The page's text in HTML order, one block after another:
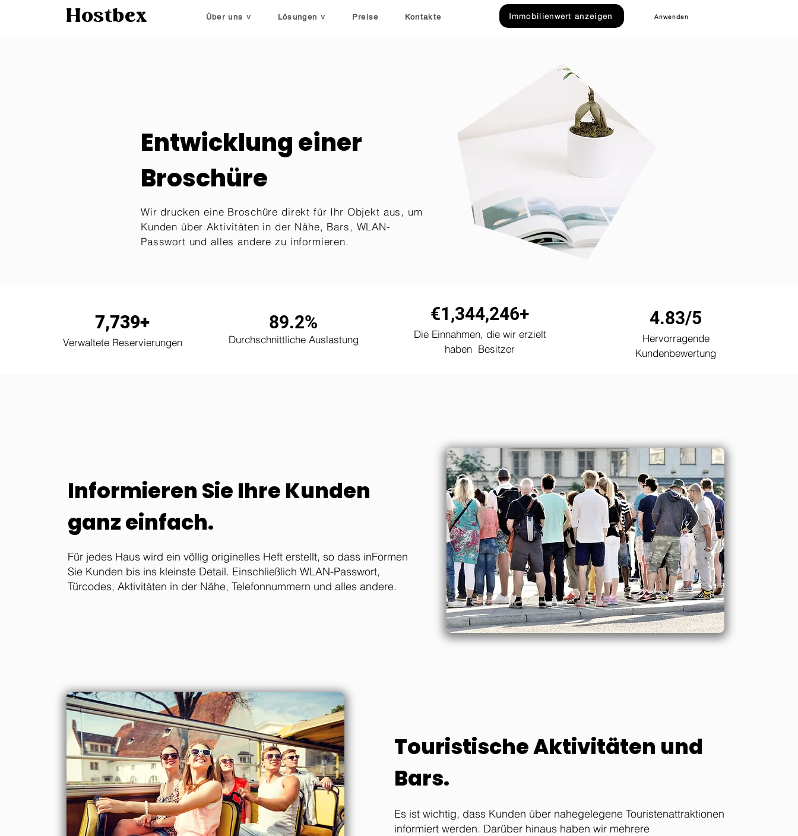
Hostbex Über uns ˅ Lösungen ˅ Preise Kontakte Immobilienwert anzeigen Anwenden
Entwicklung einer
Broschüre
Wir drucken eine Broschüre direkt für Ihr Objekt aus, um
Kunden über Aktivitäten in der Nähe, Bars, WLAN-
Passwort und alles andere zu informieren.
7,739+
Verwaltete Reservierungen
89.2%
Durchschnittliche Auslastung
€1,344,246+
Die Einnahmen, die wir erzielt
haben Besitzer
4.83/5
Hervorragende
Kundenbewertung
Informieren Sie Ihre Kunden
ganz einfach.
Für jedes Haus wird ein völlig originelles Heft erstellt, so dass inFormen
Sie Kunden bis ins kleinste Detail. Einschließlich WLAN-Passwort,
Türcodes, Aktivitäten in der Nähe, Telefonnummern und alles andere.
Touristische Aktivitäten und
Bars.
Es ist wichtig, dass Kunden über nahegelegene Touristenattraktionen
informiert werden. Darüber hinaus haben wir mehrere